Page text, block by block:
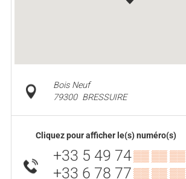
Bois Neuf
79300 BRESSUIRE
Cliquez pour afficher le(s) numéro(s)
+33 5 49 74▒▒ ▒▒ ▒▒
+33 6 78 77▒▒ ▒▒ ▒▒